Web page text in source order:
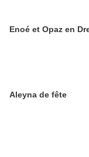
Enoé et Opaz en
Aleyna de fête